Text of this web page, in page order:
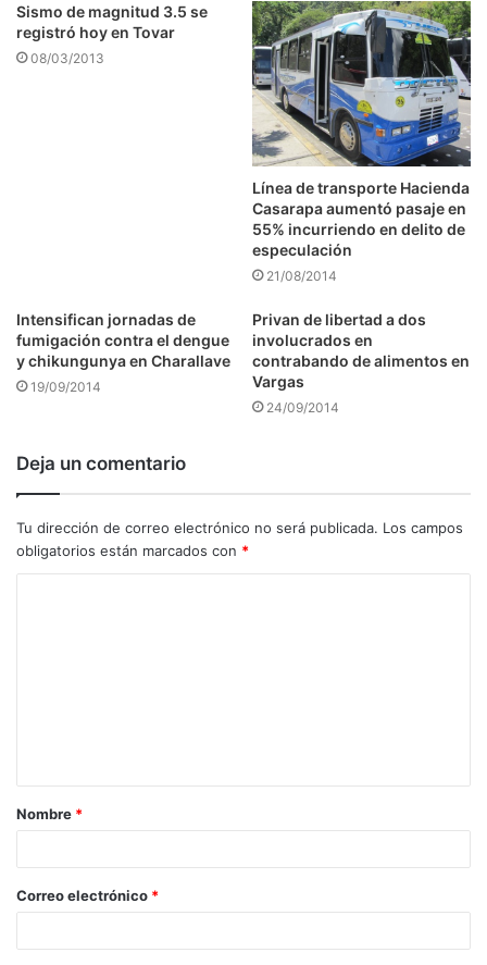
Sismo de magnitud 3.5 se
registró hoy en Tovar
08/03/2013
Línea de transporte Hacienda
Casarapa aumentó pasaje en
55% incurriendo en delito de
especulación
21/08/2014
Intensifican jornadas de
fumigación contra el dengue
y chikungunya en Charallave
19/09/2014
Privan de libertad a dos
involucrados en
contrabando de alimentos en
Vargas
24/09/2014
Deja un comentario
Tu dirección de correo electrónico no será publicada. Los campos
obligatorios están marcados con *
a
r
*
Nombre *
Correo electrónico *